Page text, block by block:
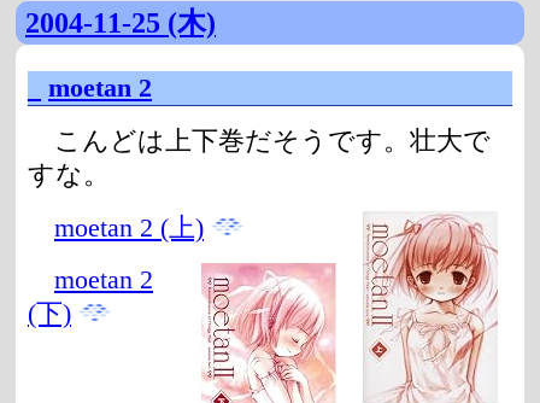
2004-11-25 (木)
moetan 2
こんどは上下巻だそうです。壮大で
すな。
moetan 2 (上)
moetan 2
(下)